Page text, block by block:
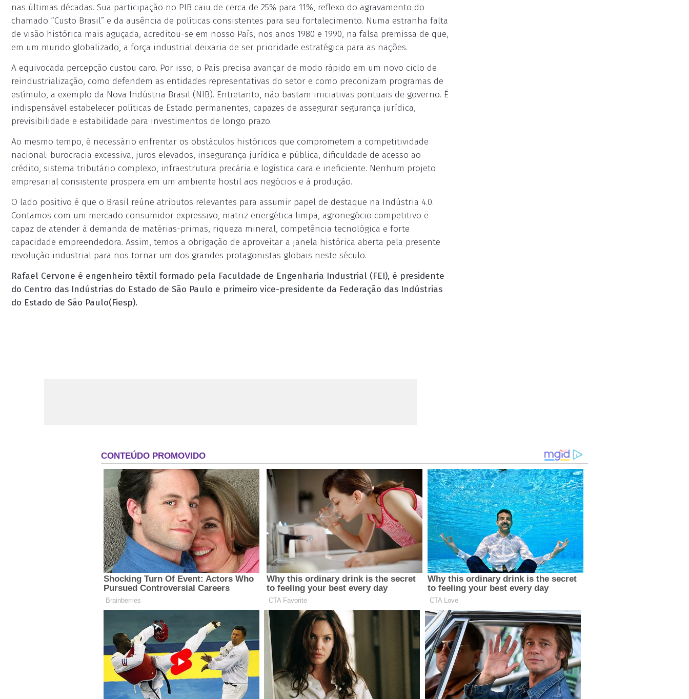
nas últimas décadas. Sua participação no PIB caiu de cerca de 25% para 11%, reflexo do agravamento do
chamado “Custo Brasil” e da ausência de políticas consistentes para seu fortalecimento. Numa estranha falta
de visão histórica mais aguçada, acreditou-se em nosso País, nos anos 1980 e 1990, na falsa premissa de que,
em um mundo globalizado, a força industrial deixaria de ser prioridade estratégica para as nações.
A equivocada percepção custou caro. Por isso, o País precisa avançar de modo rápido em um novo ciclo de
reindustrialização, como defendem as entidades representativas do setor e como preconizam programas de
estímulo, a exemplo da Nova Indústria Brasil (NIB). Entretanto, não bastam iniciativas pontuais de governo. É
indispensável estabelecer políticas de Estado permanentes, capazes de assegurar segurança jurídica,
previsibilidade e estabilidade para investimentos de longo prazo.
Ao mesmo tempo, é necessário enfrentar os obstáculos históricos que comprometem a competitividade
nacional: burocracia excessiva, juros elevados, insegurança jurídica e pública, dificuldade de acesso ao
crédito, sistema tributário complexo, infraestrutura precária e logística cara e ineficiente. Nenhum projeto
empresarial consistente prospera em um ambiente hostil aos negócios e à produção.
O lado positivo é que o Brasil reúne atributos relevantes para assumir papel de destaque na Indústria 4.0.
Contamos com um mercado consumidor expressivo, matriz energética limpa, agronegócio competitivo e
capaz de atender à demanda de matérias-primas, riqueza mineral, competência tecnológica e forte
capacidade empreendedora. Assim, temos a obrigação de aproveitar a janela histórica aberta pela presente
revolução industrial para nos tornar um dos grandes protagonistas globais neste século.
Rafael Cervone é engenheiro têxtil formado pela Faculdade de Engenharia Industrial (FEI), é presidente
do Centro das Indústrias do Estado de São Paulo e primeiro vice-presidente da Federação das Indústrias
do Estado de São Paulo(Fiesp).